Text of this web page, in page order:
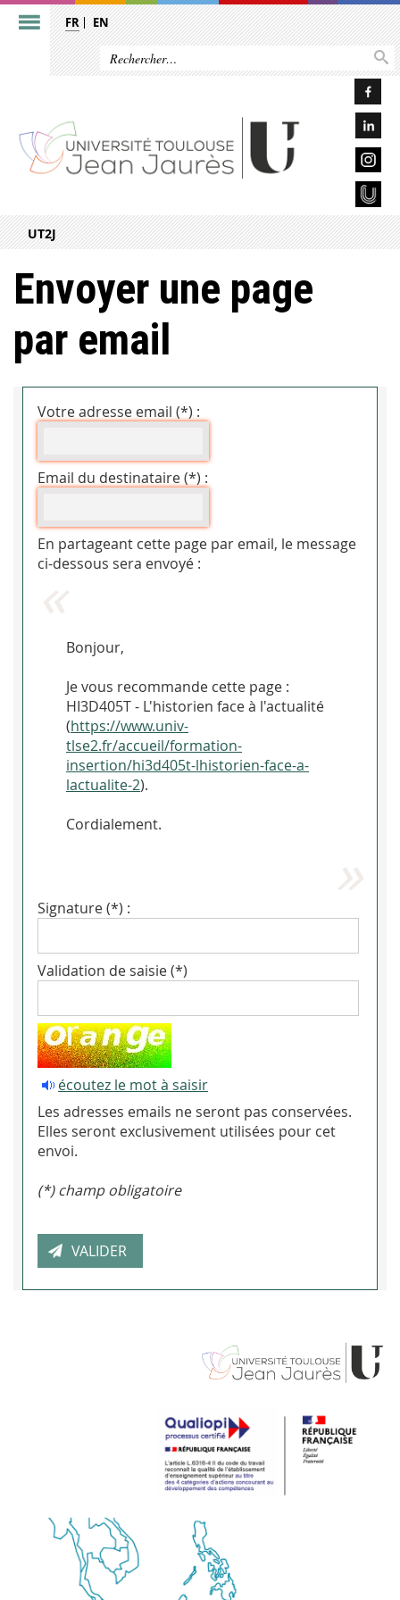
FR EN
UT2J
Envoyer une page
par email
Votre adresse email (*) :
Email du destinataire (*) :
En partageant cette page par email, le message
ci-dessous sera envoyé :
Bonjour,
Je vous recommande cette page :
HI3D405T - L'historien face à l'actualité
(https://www.univ-
tlse2.fr/accueil/formation-
insertion/hi3d405t-lhistorien-face-a-
lactualite-2).
Cordialement.
Signature (*) :
Validation de saisie (*)
écoutez le mot à saisir
Les adresses emails ne seront pas conservées.
Elles seront exclusivement utilisées pour cet
envoi.
(*) champ obligatoire